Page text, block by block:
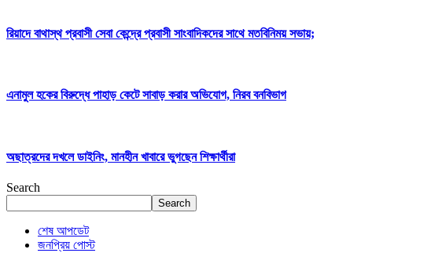
রিয়াদে বাথাস্থ প্রবাসী সেবা কেন্দ্রে প্রবাসী সাংবাদিকদের সাথে মতবিনিময় সভায়;
এনামুল হকের বিরুদ্ধে পাহাড় কেটে সাবাড় করার অভিযোগ, নিরব বনবিভাগ
অছাত্রদের দখলে ডাইনিং, মানহীন খাবারে ভুগছেন শিক্ষার্থীরা
Search
Search
শেষ আপডেট
জনপ্রিয় পোস্ট